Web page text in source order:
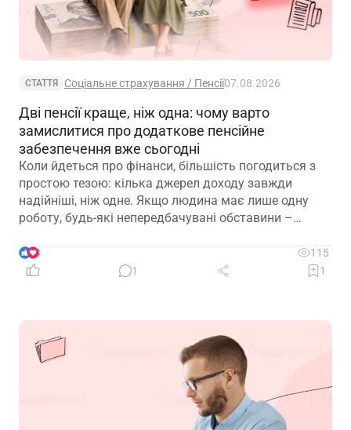
СТАТТЯ Соціальне страхування / Пенсії07.08.2026
Дві пенсії краще, ніж одна: чому варто
замислитися про додаткове пенсійне
забезпечення вже сьогодні
Коли йдеться про фінанси, більшість погодиться з
простою тезою: кілька джерел доходу завжди
надійніші, ніж одне. Якщо людина має лише одну
роботу, будь-які непередбачувані обставини –
окремій галузі – можуть миттєво позбавити її
доходу. Саме тому диверсифікація давно
застосовують до пенсійного забезпечення
3
115
1
1